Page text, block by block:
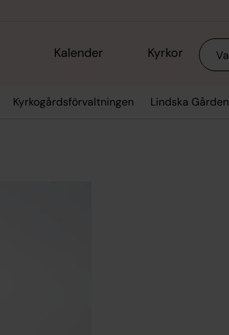
Kalender Kyrkor Sök
Kyrkogårdsförvaltningen Lindska Gården